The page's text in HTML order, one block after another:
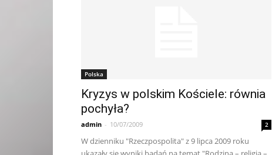
Polska
Kryzys w polskim Kościele: równia
pochyła?
admin - 10/07/2009 2
W dzienniku "Rzeczpospolita" z 9 lipca 2009 roku